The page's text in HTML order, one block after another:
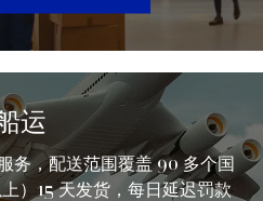
运
务，配送范围覆盖 90 多个国
）15 天发货，每日延迟罚款